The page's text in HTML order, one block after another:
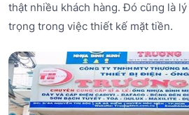
thật nhiều khách hàng. Đó cũng là
trọng trong việc thiết kế mặt tiền.